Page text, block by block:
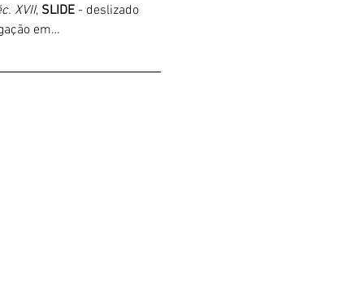
XVII, SLIDE - deslizado
em…